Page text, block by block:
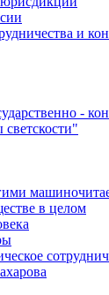
и
-
в целом